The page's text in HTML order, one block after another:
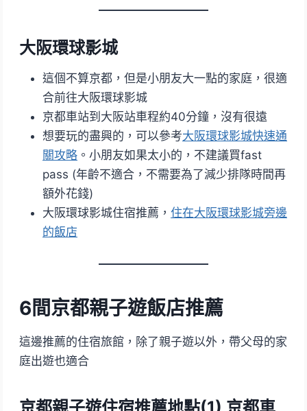
大阪環球影城
這個不算京都，但是小朋友大一點的家庭，很適
合前往大阪環球影城
京都車站到大阪站車程約40分鐘，沒有很遠
想要玩的盡興的，可以參考大阪環球影城快速通
關攻略 。小朋友如果太小的，不建議買fast
pass (年齡不適合，不需要為了減少排隊時間再
額外花錢)
大阪環球影城住宿推薦， 住在大阪環球影城旁邊
的飯店
6間京都親子遊飯店推薦
這邊推薦的住宿旅館，除了親子遊以外，帶父母的家
庭出遊也適合
京都親子遊住宿推薦地點(1) 京都車